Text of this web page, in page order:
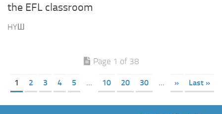
the EFL classroom
HYШ
Page 1 of 38
1 2 3 4 5 ... 10 20 30 ... » Last »